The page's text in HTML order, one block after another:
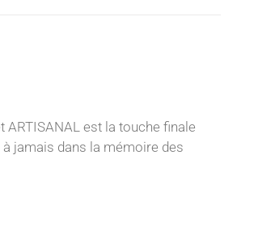
ARTISANAL est la touche finale
jamais dans la mémoire des